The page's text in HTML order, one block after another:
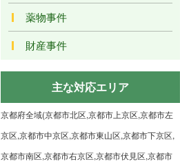
薬物事件
財産事件
主な対応エリア
京都府全域(京都市北区,京都市上京区,京都市左
京区,京都市中京区,京都市東山区,京都市下京区,
京都市南区,京都市右京区,京都市伏見区,京都市